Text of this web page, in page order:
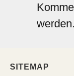
werden.
SITEMAP